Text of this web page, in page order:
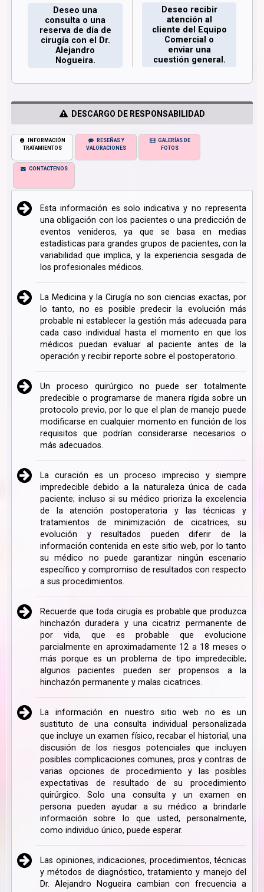
Deseo una
consulta o una
reserva de día de
cirugía con el Dr.
Alejandro
Nogueira.
Deseo recibir
atención al
cliente del Equipo
Comercial o
enviar una
cuestión general.
DESCARGO DE RESPONSABILIDAD
INFORMACIÓN
TRATAMIENTOS
RESEÑAS Y
VALORACIONES
GALERÍAS DE
FOTOS
CONTÁCTENOS
Esta información es solo indicativa y no representa
una obligación con los pacientes o una predicción de
eventos venideros, ya que se basa en medias
estadísticas para grandes grupos de pacientes, con la
variabilidad que implica, y la experiencia sesgada de
los profesionales médicos.
La Medicina y la Cirugía no son ciencias exactas, por
lo tanto, no es posible predecir la evolución más
probable ni establecer la gestión más adecuada para
cada caso individual hasta el momento en que los
médicos puedan evaluar al paciente antes de la
operación y recibir reporte sobre el postoperatorio.
Un proceso quirúrgico no puede ser totalmente
predecible o programarse de manera rígida sobre un
protocolo previo, por lo que el plan de manejo puede
modificarse en cualquier momento en función de los
requisitos que podrían considerarse necesarios o
más adecuados.
La curación es un proceso impreciso y siempre
impredecible debido a la naturaleza única de cada
paciente; incluso si su médico prioriza la excelencia
de la atención postoperatoria y las técnicas y
tratamientos de minimización de cicatrices, su
evolución y resultados pueden diferir de la
información contenida en este sitio web, por lo tanto
su médico no puede garantizar ningún escenario
específico y compromiso de resultados con respecto
a sus procedimientos.
Recuerde que toda cirugía es probable que produzca
hinchazón duradera y una cicatriz permanente de
por vida, que es probable que evolucione
parcialmente en aproximadamente 12 a 18 meses o
más porque es un problema de tipo impredecible;
algunos pacientes pueden ser propensos a la
hinchazón permanente y malas cicatrices.
La información en nuestro sitio web no es un
sustituto de una consulta individual personalizada
que incluye un examen físico, recabar el historial, una
discusión de los riesgos potenciales que incluyen
posibles complicaciones comunes, pros y contras de
varias opciones de procedimiento y las posibles
expectativas de resultado de su procedimiento
quirúrgico. Solo una consulta y un examen en
persona pueden ayudar a su médico a brindarle
información sobre lo que usted, personalmente,
como individuo único, puede esperar.
Las opiniones, indicaciones, procedimientos, técnicas
y métodos de diagnóstico, tratamiento y manejo del
Dr. Alejandro Nogueira cambian con frecuencia a